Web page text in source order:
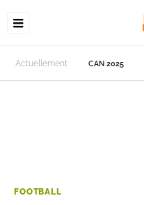
Actuellement CAN 2025
FOOTBALL